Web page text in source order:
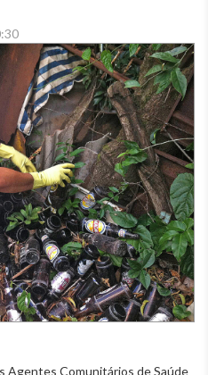
Agentes Comunitários de Saúde